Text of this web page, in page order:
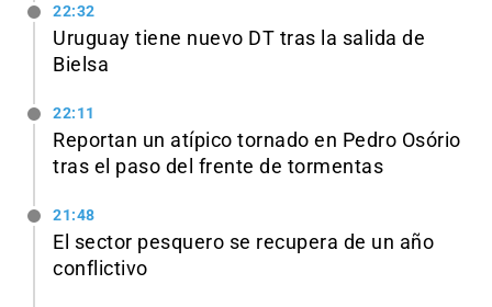
22:32
Uruguay tiene nuevo DT tras la salida de
Bielsa
22:11
Reportan un atípico tornado en Pedro Osório
tras el paso del frente de tormentas
21:48
El sector pesquero se recupera de un año
conflictivo